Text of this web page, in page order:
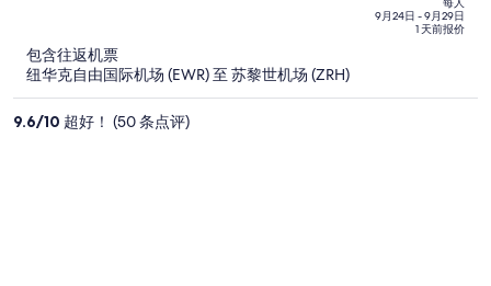
5
每
现
每人
9月24日 - 9月29日
1 天前报价
包含往返机票
纽华克自由国际机场 (EWR) 至 苏黎世机场 (ZRH)
9.6/10 超好！ (50 条点评)